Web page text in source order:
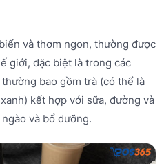
và thơm ngon, thường được
giới, đặc biệt là trong các
bao gồm trà (có thể là
kết hợp với sữa, đường và
và bổ dưỡng.